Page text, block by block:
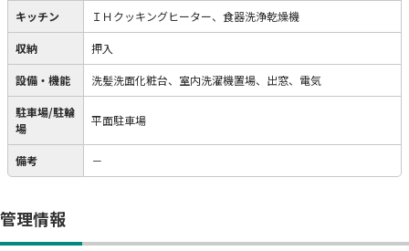
キッチン ＩＨクッキングヒーター、食器洗浄乾燥機
収納 押入
設備・機能 洗髪洗面化粧台、室内洗濯機置場、出窓、電気
駐車場/駐輪
場
平面駐車場
備考 －
管理情報